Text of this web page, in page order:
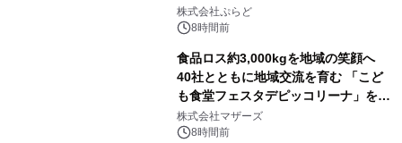
日1組限定「岩屋温泉 絵島別庭 海と
森」の握り寿司プラン
株式会社ぷらど
8時間前
食品ロス約3,000kgを地域の笑顔へ
40社とともに地域交流を育む 「こど
も食堂フェスタデピッコリーナ」を9
月5日(土)開催
株式会社マザーズ
8時間前